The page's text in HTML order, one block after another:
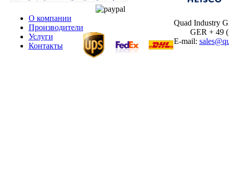
О компании
Производители
Услуги
Контакты
Quad Industry
GER + 49
E-mail: